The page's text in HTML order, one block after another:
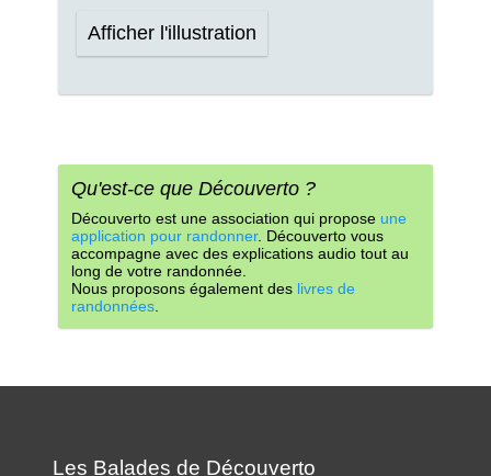
Afficher l'illustration
Qu'est-ce que Découverto ?
Découverto est une association qui propose une
application pour randonner. Découverto vous
accompagne avec des explications audio tout au
long de votre randonnée.
Nous proposons également des livres de
randonnées
Les Balades de Découverto